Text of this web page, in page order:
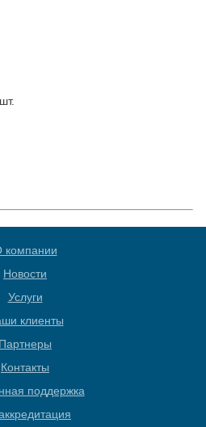
шт.
компании
Новости
Услуги
клиенты
Партнеры
Контакты
поддержка